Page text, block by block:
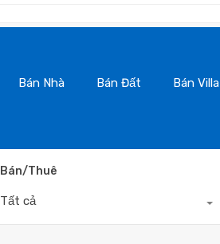
Bán Nhà Bán Đất Bán Villa
Bán/Thuê
Tất cả